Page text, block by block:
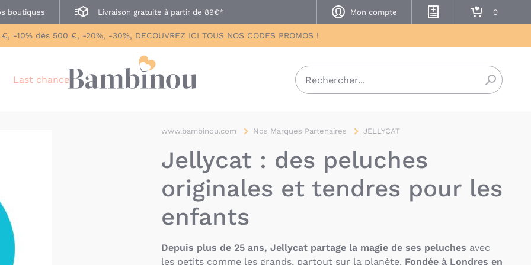
boutiques Livraison gratuite à partir de 89€* Mon compte
Mes listes de naissance
Mon panier
-10% dès 500 €, -20%, -30%, DECOUVREZ ICI TOUS NOS CODES PROMOS !
Last chance
www.bambinou.com Nos Marques Partenaires JELLYCAT
Jellycat : des peluches
originales et tendres pour les
enfants
Depuis plus de 25 ans, Jellycat partage la magie de ses peluches avec
les petits comme les grands, partout sur la planète. Fondée à Londres en